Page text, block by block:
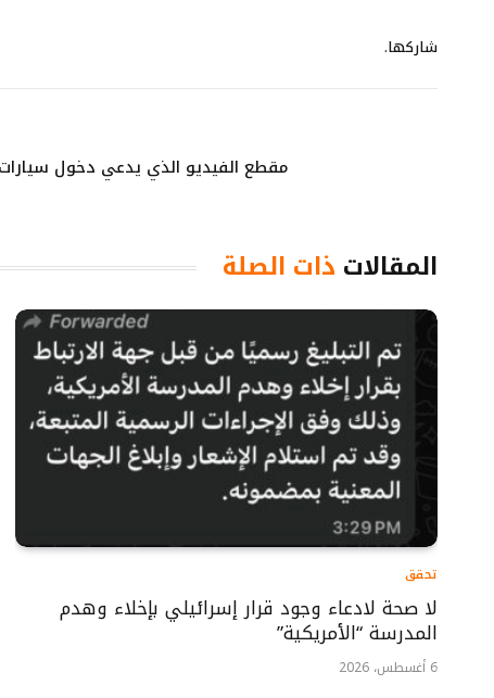
شاركها.
مقطع الفيديو الذي يدعي دخول
المقالات ذات الصلة
تحقق
لا صحة لادعاء وجود قرار إسرائيلي بإخلاء وهدم
المدرسة “الأمريكية”
6 أغسطس، 2026